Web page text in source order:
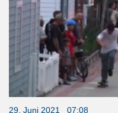
29. Juni 2021 07:08